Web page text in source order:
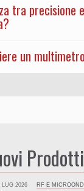
tra precisione e
un multimetro
Prodotti
LUG 2026 RF E